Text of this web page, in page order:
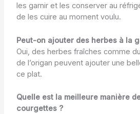
les garnir et les conserver au
de les cuire au moment voulu.
Peut-on ajouter des herbes à la
Oui, des herbes fraîches comme
de l’origan peuvent ajouter une
ce plat.
Quelle est la meilleure manière
courgettes ?